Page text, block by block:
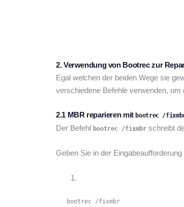
2. Verwendung von Bootrec zur
Egal welchen der beiden Wege sie
verschiedene Befehle verwenden,
2.1 MBR reparieren mitbootrec /
Der Befehl bootrec /fixmbr schreibt
Geben Sie in der
   bootrec /fixmbr